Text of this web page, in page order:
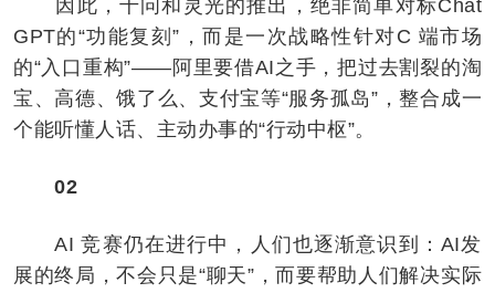
因此，千问和灵光的推出，绝非简单对标Chat
GPT的“功能复刻”，而是一次战略性针对C 端市场
的“入口重构”——阿里要借AI之手，把过去割裂的淘
宝、高德、饿了么、支付宝等“服务孤岛”，整合成一
个能听懂人话、主动办事的“行动中枢”。
02
AI 竞赛仍在进行中，人们也逐渐意识到：AI发
展的终局，不会只是“聊天”，而要帮助人们解决实际